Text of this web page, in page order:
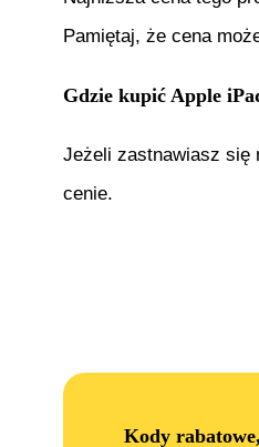
Pamiętaj, że cena
Gdzie kupić Apple
Jeżeli zastnawiasz się
cenie.
Kody